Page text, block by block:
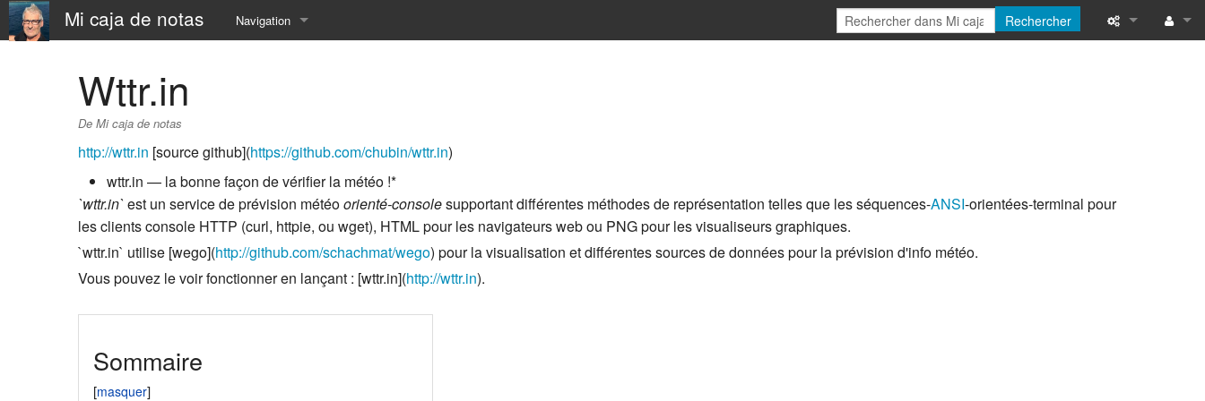
Mi caja de notas Navigation
⛵️ Resume
⚓️ now
⏳ SandBox
Rechercher
Wttr.in
De Mi caja de notas
http://wttr.in [source github](https://github.com/chubin/wttr.in)
wttr.in — la bonne façon de vérifier la météo !*
`wttr.in` est un service de prévision météoorienté-consolesupportant différentes méthodes de représentation telles que les séquences-ANSI-orientées-terminal pour
les clients console HTTP (curl, httpie, ou wget), HTML pour les navigateurs web ou PNG pour les visualiseurs graphiques.
`wttr.in` utilise [wego](http://github.com/schachmat/wego) pour la visualisation et différentes sources de données pour la prévision d'info météo.
Vous pouvez le voir fonctionner en lançant : [wttr.in](http://wttr.in).
Sommaire